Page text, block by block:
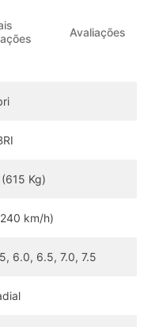
Avaliações
Kg)
km/h)
6.0, 6.5, 7.0, 7.5